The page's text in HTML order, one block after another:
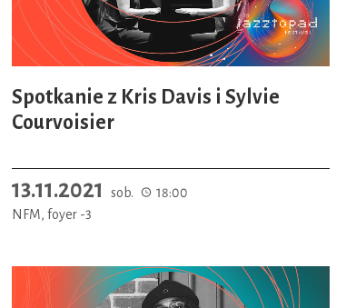
Spotkanie z Kris Davis i Sylvie
Courvoisier
13.11.2021 sob.
18:00
NFM, foyer -3